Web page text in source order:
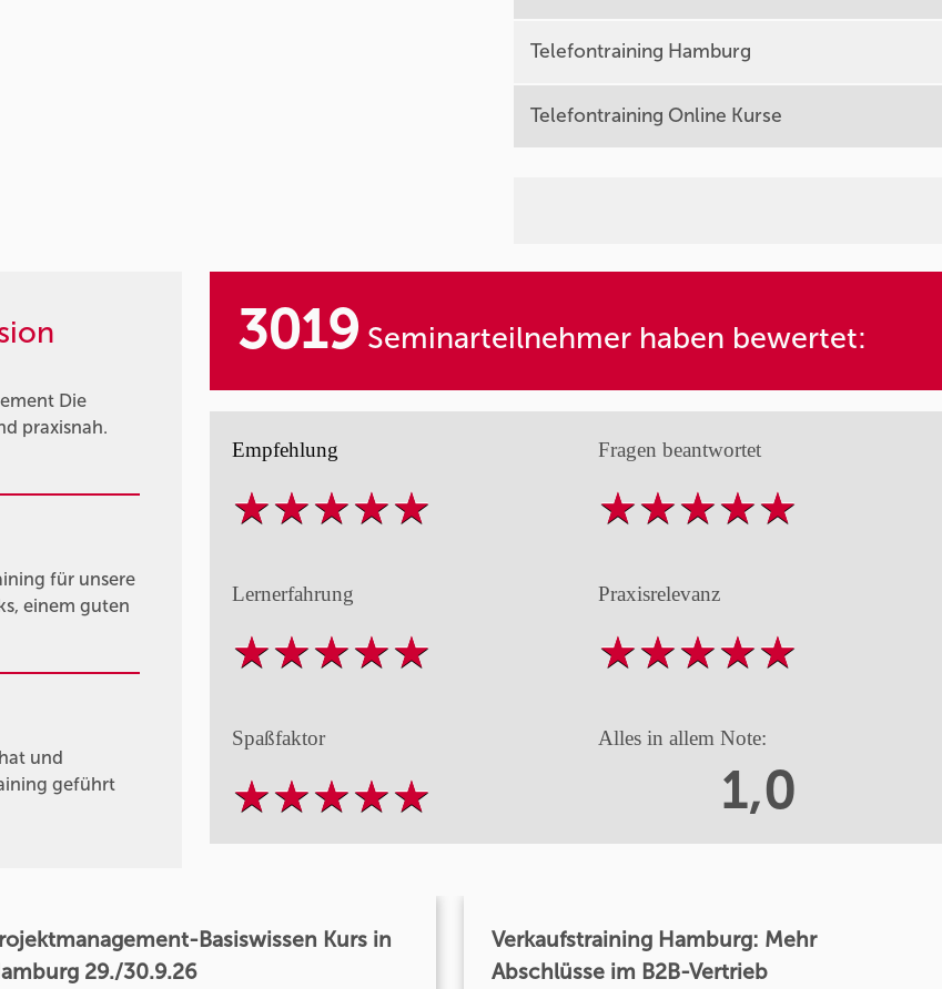
Telefontraining Hamburg
Telefontraining Online Kurse
Die
praxisnah.
für unsere
einem guten
und
geführt
3019 Seminarteilnehmer haben bewertet:
Empfehlung Fragen beantwortet
Lernerfahrung Praxisrelevanz
Spaßfaktor Alles in allem Note:
1,0
Basiswissen Kurs in
29./30.9.26
Verkaufstraining Hamburg: Mehr
Abschlüsse im B2B-Vertrieb